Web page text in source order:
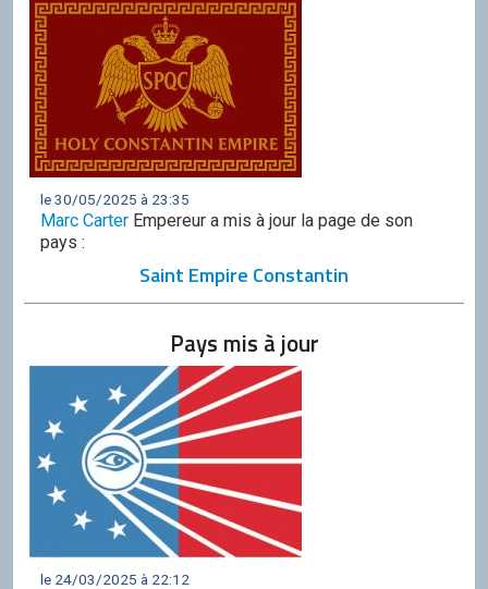
CONTRIBUER
GitHub
le 30/05/2025 à 23:35
Marc Carter Empereur a mis à jour la page de son
pays :
Saint Empire Constantin
Pays mis à jour
le 24/03/2025 à 22:12